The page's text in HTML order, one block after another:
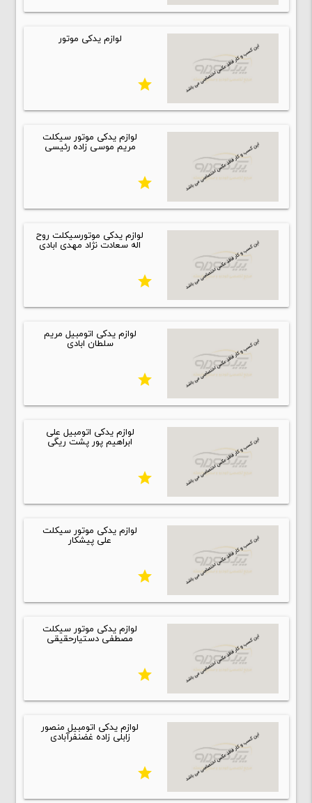
لوازم یدکی موتور
star
لوازم یدکی موتور سیکلت
مریم موسی زاده رئیسی
star
لوازم یدکی موتورسیکلت روح
اله سعادت نژاد مهدی ابادی
star
لوازم یدکی اتومبیل مریم
سلطان ابادی
star
لوازم یدکی اتومبیل علی
ابراهیم پور پشت ریگی
star
لوازم یدکی موتور سیکلت
علی پیشکار
star
لوازم یدکی موتور سیکلت
مصطفی دستیارحقیقی
star
لوازم یدکی اتومبیل منصور
زابلی زاده غضنفرآبادی
star